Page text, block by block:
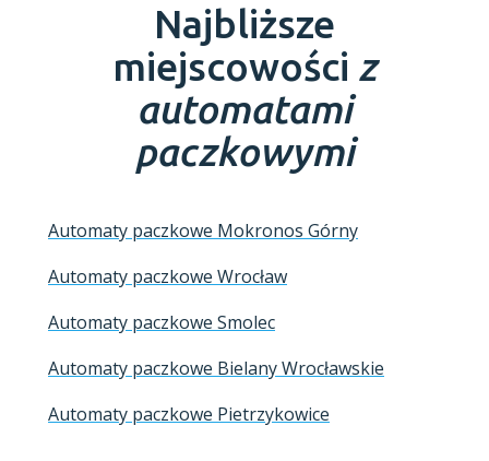
Najbliższe
miejscowości z
automatami
paczkowymi
Automaty paczkowe Mokronos Górny
Automaty paczkowe Wrocław
Automaty paczkowe Smolec
Automaty paczkowe Bielany Wrocławskie
Automaty paczkowe Pietrzykowice